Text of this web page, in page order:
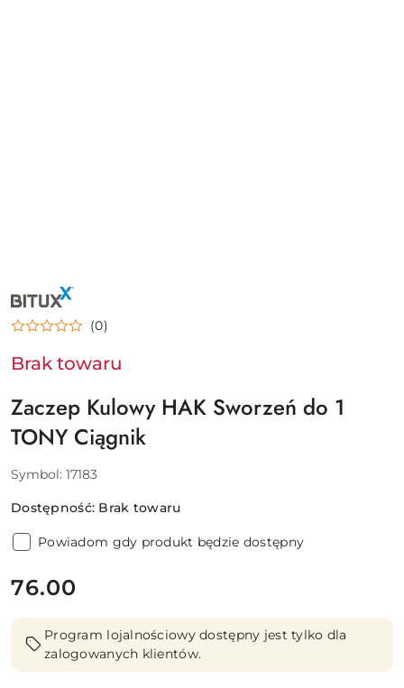
NAZWA
PRODUCENTA:
BITUXX
(0)
Brak towaru
Zaczep Kulowy HAK Sworzeń do 1
TONY Ciągnik
Symbol: 17183
Dostępność: Brak towaru
Powiadom gdy produkt będzie dostępny
cena:
76.00
Program lojalnościowy dostępny jest tylko dla
zalogowanych klientów.